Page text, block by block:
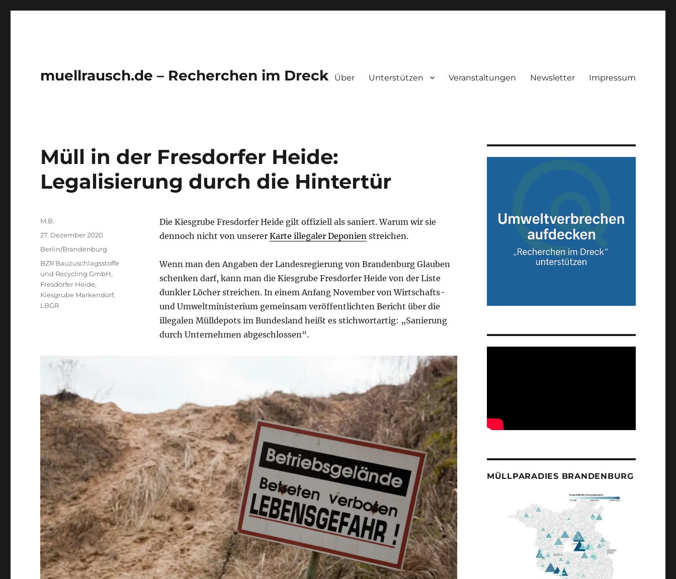
muellrausch.de – Recherchen im Dreck Über Unterstützen Veranstaltungen Newsletter Impressum
Müll in der Fresdorfer Heide:
Legalisierung durch die Hintertür
Die Kiesgrube Fresdorfer Heide gilt offiziell als saniert. Warum wir sie
dennoch nicht von unserer Karte illegaler Deponienstreichen.
Wenn man den Angaben der Landesregierung von Brandenburg Glauben
schenken darf, kann man die Kiesgrube Fresdorfer Heide von der Liste
dunkler Löcher streichen. In einem Anfang November von Wirtschafts-
und Umweltministerium gemeinsam veröffentlichten Bericht über die
illegalen Mülldepots im Bundesland heißt es stichwortartig: „Sanierung
durch Unternehmen abgeschlossen“.
Autor
M.B.
Veröffentlicht
27. Dezember 2020
Kategorien
Berlin/Brandenburg
Schlagwörter
BZR Bauzuschlagsstoffe
und Recycling GmbH,
Fresdorfer Heide,
Kiesgrube Markendorf,
LBGR
MÜLLPARADIES BRANDENBURG